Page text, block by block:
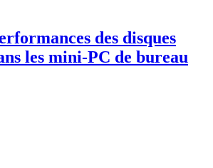
des disques
les mini-PC de bureau